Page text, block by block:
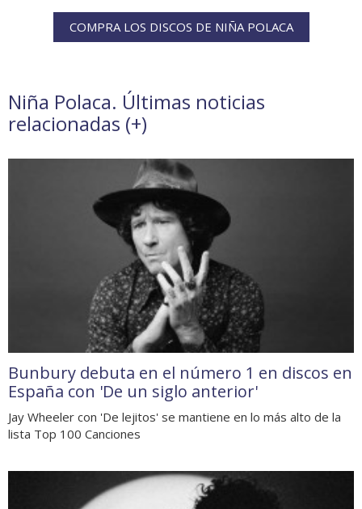
COMPRA LOS DISCOS DE NIÑA POLACA
Niña Polaca. Últimas noticias
relacionadas (+)
Bunbury debuta en el número 1 en discos en
España con 'De un siglo anterior'
Jay Wheeler con 'De lejitos' se mantiene en lo más alto de la
lista Top 100 Canciones